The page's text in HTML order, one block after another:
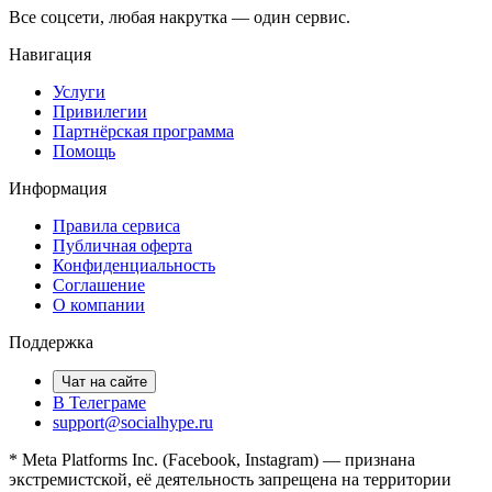
активность.
Все соцсети, любая накрутка — один сервис.
Навигация
Услуги
Привилегии
Партнёрская программа
Помощь
Информация
Правила сервиса
Публичная оферта
Конфиденциальность
Соглашение
О компании
Поддержка
Чат на сайте
В Телеграме
support@socialhype.ru
* Meta Platforms Inc. (Facebook, Instagram) — признана
экстремистской, её деятельность запрещена на территории